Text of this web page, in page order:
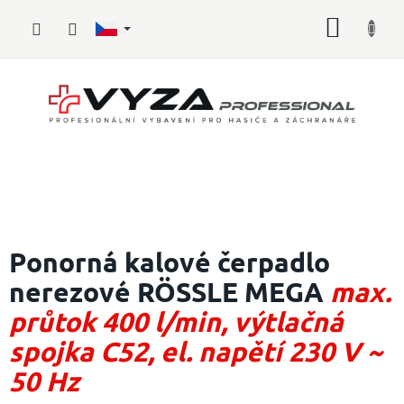
Požární
sport
Zdravotnické
vybavení
Ponorná kalové čerpadlo
nerezové RÖSSLE MEGA max.
průtok 400 l/min, výtlačná
spojka C52, el. napětí 230 V ~
50 Hz